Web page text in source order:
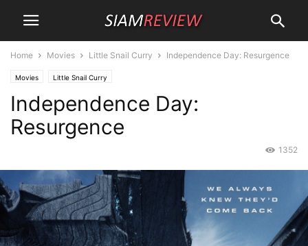
Home Movies Little Snail Curry Independence Day: Resurgence
Movies Little Snail Curry
Independence Day:
Resurgence
1352